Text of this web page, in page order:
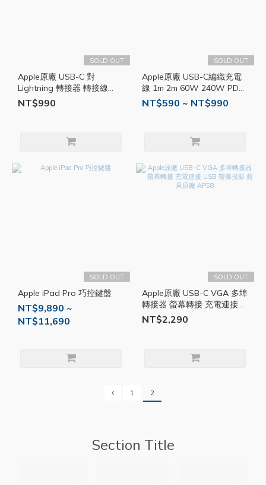
SOLD OUT
Apple原廠 USB-C 對
Lightning 轉接器 轉接線
iphone 蘋果 轉接 Type-C
AP66
NT$990
SOLD OUT
Apple原廠 USB-C編織充電
線 1m 2m 60W 240W PD快
充線 編織線 原廠線 AP61
NT$590 ~ NT$990
SOLD OUT
Apple iPad Pro 巧控鍵盤
NT$9,890 ~
NT$11,690
SOLD OUT
Apple原廠 USB-C VGA 多埠
轉接器 螢幕轉接 充電連接
USB 螢幕投影 蘋果原廠
AP58
NT$2,290
1 2
Section Title